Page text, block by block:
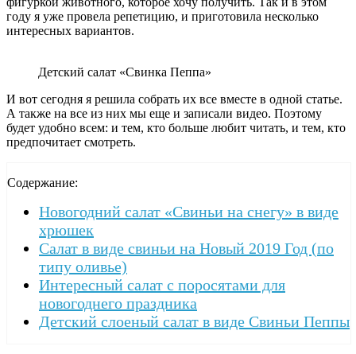
году я уже провела репетицию, и приготовила несколько
интересных вариантов.
Детский салат «Свинка Пеппа»
И вот сегодня я решила собрать их все вместе в одной статье.
А также на все из них мы еще и записали видео. Поэтому
будет удобно всем: и тем, кто больше любит читать, и тем, кто
предпочитает смотреть.
Содержание:
Новогодний салат «Свиньи на снегу» в виде
хрюшек
Салат в виде свиньи на Новый 2019 Год (по
типу оливье)
Интересный салат с поросятами для
новогоднего праздника
Детский слоеный салат в виде Свиньи Пеппы